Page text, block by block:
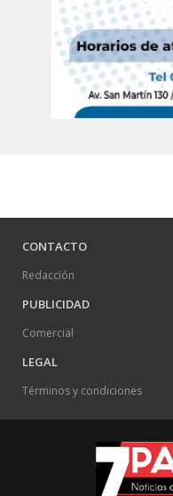
CONTACTO
Redacción
PUBLICIDAD
Comercial
LEGAL
Términos y condiciones